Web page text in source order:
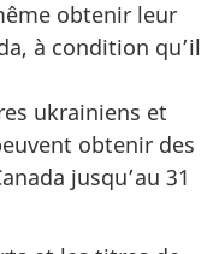
obtenir leur
à condition qu’il
ukrainiens et
obtenir des
jusqu’au 31